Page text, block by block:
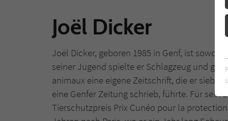
Joël Dicker
Joël Dicker, geboren 1985 in Genf, ist
seiner Jugend spielte er Schlagzeug und
animaux eine eigene Zeitschrift, die er
eine Genfer Zeitung schrieb, führte. Für
Tierschutzpreis Prix Cunéo pour la